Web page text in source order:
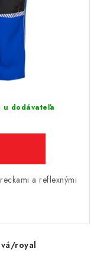
u dodávateľa
a reflexnými
royal